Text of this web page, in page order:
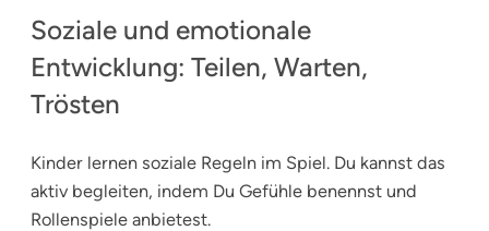
Soziale und emotionale
Entwicklung: Teilen, Warten,
Trösten
Kinder lernen soziale Regeln im Spiel. Du kannst das
aktiv begleiten, indem Du Gefühle benennst und
Rollenspiele anbietest.